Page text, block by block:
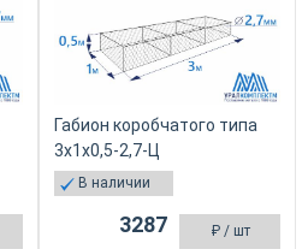
Габион коробчатого типа
3х1х0,5-2,7-Ц
В наличии
₽/ шт
3287